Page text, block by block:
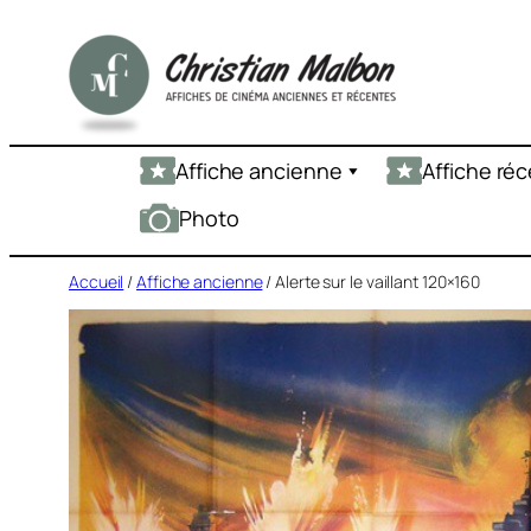
contenu
Affiche ancienne Affiche
Photo
Accueil /Affiche ancienne/ Alerte sur le vaillant 120×160